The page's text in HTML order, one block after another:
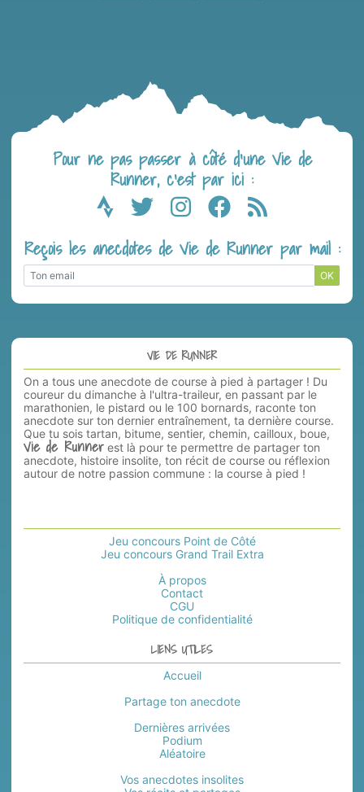
Pour ne pas passer à côté d’une Vie de
Runner, c’est par ici :
Reçois les anecdotes de Vie de Runner par mail :
OK
VIE DE RUNNER
On a tous une anecdote de course à pied à partager ! Du
coureur du dimanche à l'ultra-traileur, en passant par le
marathonien, le pistard ou le 100 bornards, raconte ton
anecdote sur ton dernier entraînement, ta dernière course.
Que tu sois tartan, bitume, sentier, chemin, cailloux, boue,
Vie de Runner est là pour te permettre de partager ton
anecdote, histoire insolite, ton récit de course ou réflexion
autour de notre passion commune : la course à pied !
Jeu concours Point de Côté
Jeu concours Grand Trail Extra
À propos
Contact
CGU
Politique de confidentialité
LIENS UTILES
Accueil
Partage ton anecdote
Dernières arrivées
Podium
Aléatoire
Vos anecdotes insolites